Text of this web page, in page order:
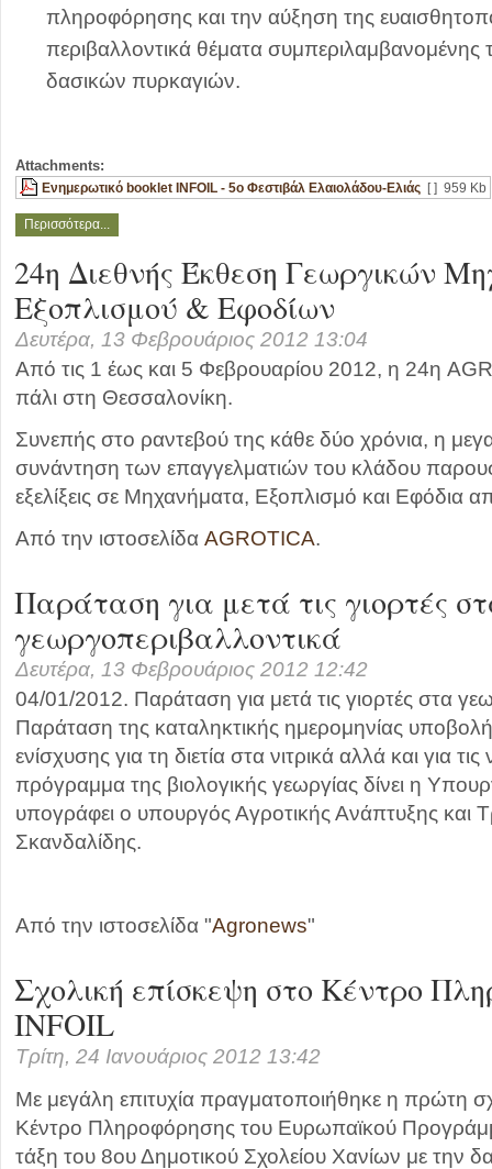
πληροφόρησης και την αύξηση της
περιβαλλοντικά θέματα
δασικών πυρκαγιών.
Attachments:
Ενημερωτικό booklet INFOIL - 5ο Φεστιβάλ Ελαιολάδου-Ελιάς [ ] 959 Kb
Περισσότερα...
24η Διεθνής Έκθεση Γεωργικών
Εξοπλισμού & Εφοδίων
Δευτέρα, 13 Φεβρουάριος 2012 13:04
Από τις 1 έως και 5 Φεβρουαρίου 2012, η 24η
πάλι στη Θεσσαλονίκη.
Συνεπής στο ραντεβού της κάθε δύο χρόνια, η
συνάντηση των επαγγελματιών του κλάδου
εξελίξεις σε Μηχανήματα, Εξοπλισμό και Εφόδια
Από την ιστοσελίδα AGROTICA.
Παράταση για μετά τις γιορτές
γεωργοπεριβαλλοντικά
Δευτέρα, 13 Φεβρουάριος 2012 12:42
04/01/2012. Παράταση για μετά τις γιορτές στα
Παράταση της καταληκτικής ημερομηνίας
ενίσχυσης για τη διετία στα νιτρικά αλλά και για τις
πρόγραμμα της βιολογικής γεωργίας δίνει η
υπογράφει ο υπουργός Αγροτικής Ανάπτυξης και
Σκανδαλίδης.
Από την ιστοσελίδα "Agronews"
Σχολική επίσκεψη στο Κέντρο
INFOIL
Τρίτη, 24 Ιανουάριος 2012 13:42
Με μεγάλη επιτυχία πραγματοποιήθηκε η πρώτη
Κέντρο Πληροφόρησης του Ευρωπαϊκού
τάξη του 8ου Δημοτικού Σχολείου Χανίων με την